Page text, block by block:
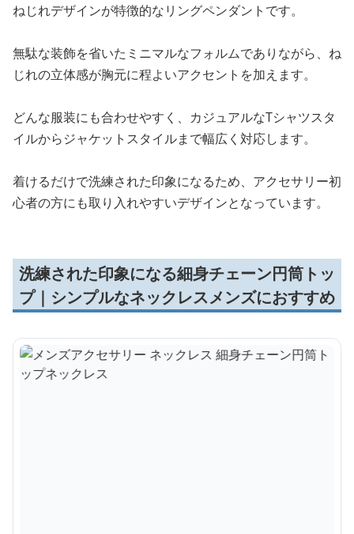
ねじれデザインが特徴的なリングペンダントです。
無駄な装飾を省いたミニマルなフォルムでありながら、ね
じれの立体感が胸元に程よいアクセントを加えます。
どんな服装にも合わせやすく、カジュアルなTシャツスタ
イルからジャケットスタイルまで幅広く対応します。
着けるだけで洗練された印象になるため、アクセサリー初
心者の方にも取り入れやすいデザインとなっています。
洗練された印象になる細身チェーン円筒トッ
プ｜シンプルなネックレスメンズにおすすめ